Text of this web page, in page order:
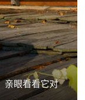
眼看看它对